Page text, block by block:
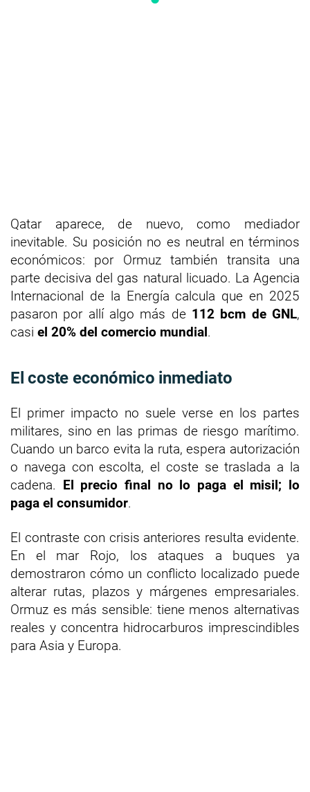
Qatar aparece, de nuevo, como mediador
inevitable. Su posición no es neutral en términos
económicos: por Ormuz también transita una
parte decisiva del gas natural licuado. La Agencia
Internacional de la Energía calcula que en 2025
pasaron por allí algo más de 112 bcm de GNL,
casi el 20% del comercio mundial.
El coste económico inmediato
El primer impacto no suele verse en los partes
militares, sino en las primas de riesgo marítimo.
Cuando un barco evita la ruta, espera autorización
o navega con escolta, el coste se traslada a la
cadena. El precio final no lo paga el misil; lo
paga el consumidor.
El contraste con crisis anteriores resulta evidente.
En el mar Rojo, los ataques a buques ya
demostraron cómo un conflicto localizado puede
alterar rutas, plazos y márgenes empresariales.
Ormuz es más sensible: tiene menos alternativas
reales y concentra hidrocarburos imprescindibles
para Asia y Europa.